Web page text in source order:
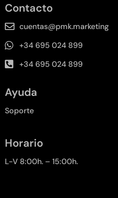
Contacto
cuentas@pmk.marketing
+34 695 024 899
+34 695 024 899
Ayuda
Soporte
Horario
L-V 8:00h. – 15:00h.